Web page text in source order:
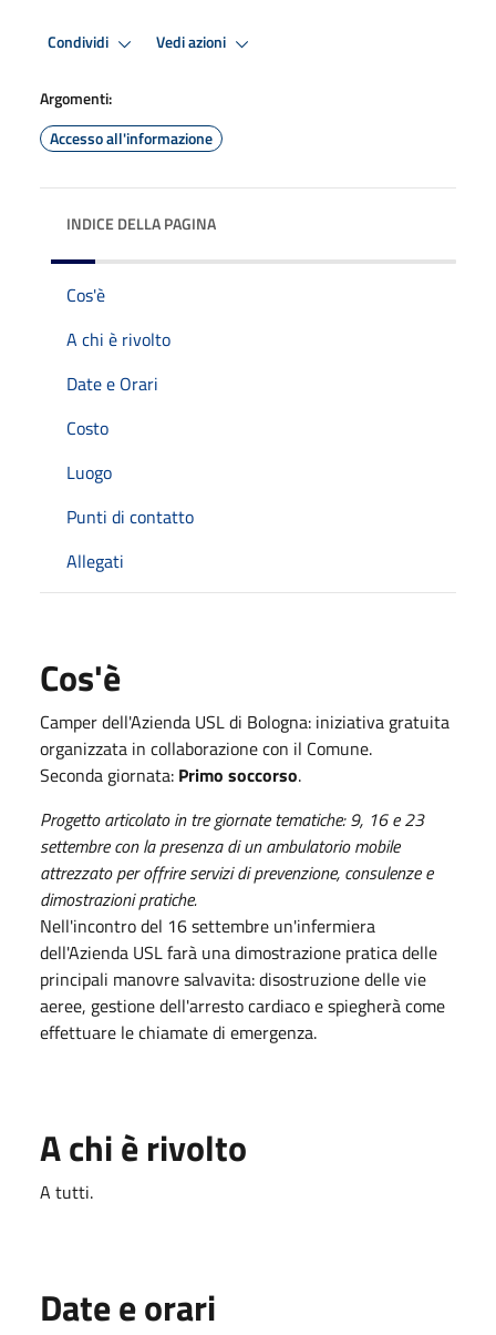
Condividi Vedi azioni
Argomenti:
Accesso all'informazione
INDICE DELLA PAGINA
Cos'è
A chi è rivolto
Date e Orari
Costo
Luogo
Punti di contatto
Allegati
Cos'è
Camper dell'Azienda USL di Bologna: iniziativa gratuita
organizzata in collaborazione con il Comune.
Seconda giornata: Primo soccorso.
Progetto articolato in tre giornate tematiche: 9, 16 e 23
settembre con la presenza di un ambulatorio mobile
attrezzato per offrire servizi di prevenzione, consulenze e
dimostrazioni pratiche.
Nell'incontro del 16 settembre un'infermiera
dell'Azienda USL farà una dimostrazione pratica delle
principali manovre salvavita: disostruzione delle vie
aeree, gestione dell'arresto cardiaco e spiegherà come
effettuare le chiamate di emergenza.
A chi è rivolto
A tutti.
Date e orari